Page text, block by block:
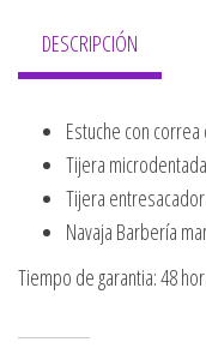
DESCRIPCIÓN
Estuche con
Tijera microdentada
Tijera
Navaja Barbería
Tiempo de garantia: 48